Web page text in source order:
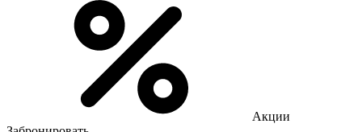
Акции